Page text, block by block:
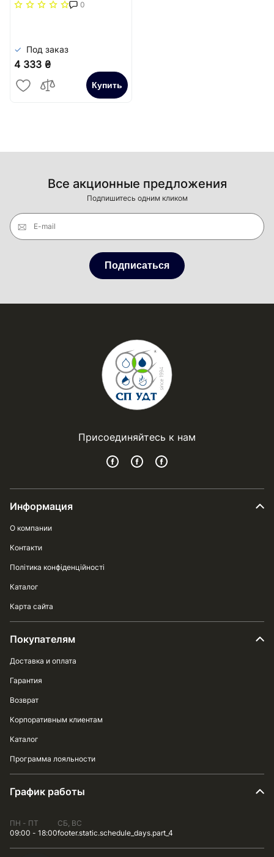
НТ) Carrera Сатин
0
Под заказ
4 333 ₴
Купить
Все акционные предложения
Подпишитесь одним кликом
E-mail
Подписаться
Присоединяйтесь к нам
Информация
О компании
Контакти
Політика конфіденційності
Каталог
Карта сайта
Покупателям
Доставка и оплата
Гарантия
Возврат
Корпоративным клиентам
Каталог
Программа лояльности
График работы
ПН - ПТ
09:00 - 18:00
СБ, ВС
footer.static.schedule_days.part_4